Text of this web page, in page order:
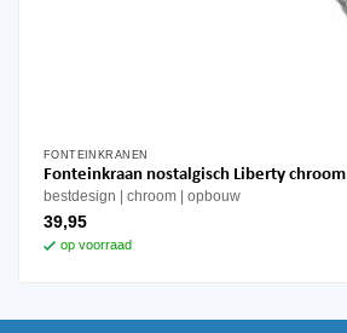
FONTEINKRANEN
Fonteinkraan nostalgisch Liberty chroom
bestdesign chroom opbouw
39,95
op voorraad